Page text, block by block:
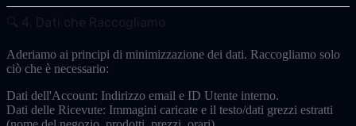
🔍 4. Dati che Raccogliamo
Aderiamo ai principi di minimizzazione dei dati. Raccogliamo solo
ciò che è necessario:
Dati dell'Account: Indirizzo email e ID Utente interno.
Dati delle Ricevute: Immagini caricate e il testo/dati grezzi estratti